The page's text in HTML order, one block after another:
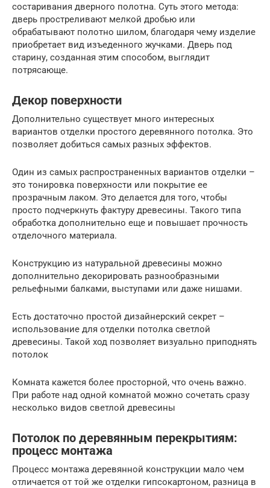
состаривания дверного полотна. Суть этого метода:
дверь простреливают мелкой дробью или
обрабатывают полотно шилом, благодаря чему изделие
приобретает вид изъеденного жучками. Дверь под
старину, созданная этим способом, выглядит
потрясающе.
Декор поверхности
Дополнительно существует много интересных
вариантов отделки простого деревянного потолка. Это
позволяет добиться самых разных эффектов.
Один из самых распространенных вариантов отделки –
это тонировка поверхности или покрытие ее
прозрачным лаком. Это делается для того, чтобы
просто подчеркнуть фактуру древесины. Такого типа
обработка дополнительно еще и повышает прочность
отделочного материала.
Конструкцию из натуральной древесины можно
дополнительно декорировать разнообразными
рельефными балками, выступами или даже нишами.
Есть достаточно простой дизайнерский секрет –
использование для отделки потолка светлой
древесины. Такой ход позволяет визуально приподнять
потолок
Комната кажется более просторной, что очень важно.
При работе над одной комнатой можно сочетать сразу
несколько видов светлой древесины
Потолок по деревянным перекрытиям:
процесс монтажа
Процесс монтажа деревянной конструкции мало чем
отличается от той же отделки гипсокартоном, разница в